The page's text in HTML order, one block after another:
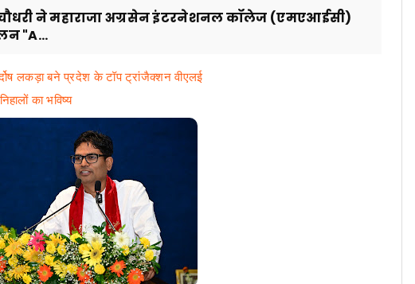
चौधरी ने महाराजा अग्रसेन इंटरनेशनल कॉलेज (एमएआईसी)
"A...
लकड़ा बने प्रदेश के टॉप ट्रांजैक्शन वीएलई
का भविष्य